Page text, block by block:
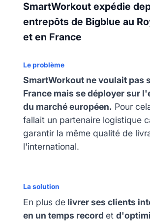
SmartWorkout expédie
entrepôts de Bigblue au
et en France
Le problème
SmartWorkout ne voulait pas
France mais se déployer sur
du marché européen. Pour
fallait un partenaire logistique
garantir la même qualité de
l'international.
La solution
En plus de livrer ses clients
en un temps recordet